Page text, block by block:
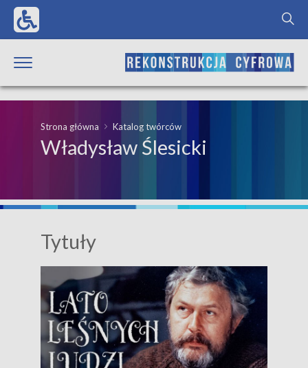
Strona główna Katalog twórców
Władysław Ślesicki
Tytuły